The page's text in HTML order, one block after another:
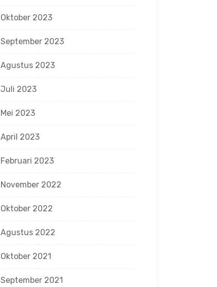
Oktober 2023
September 2023
Agustus 2023
Juli 2023
Mei 2023
April 2023
Februari 2023
November 2022
Oktober 2022
Agustus 2022
Oktober 2021
September 2021